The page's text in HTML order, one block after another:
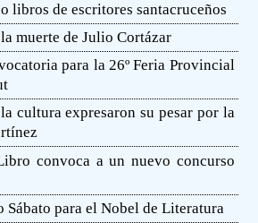
libros de escritores santacruceños
muerte de Julio Cortázar
para la 26º Feria Provincial
cultura expresaron su pesar por la
convoca a un nuevo concurso
Sábato para el Nobel de Literatura